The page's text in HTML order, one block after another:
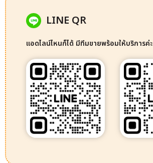
LINE QR
แอดไลน์ไหนก็ได้ มีทีมขายพร้อมให้บริการค่ะ